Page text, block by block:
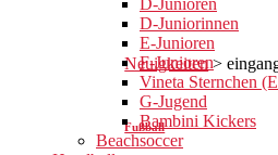
D-Junioren
D-Juniorinnen
E-Junioren
F-Junioren
Vineta Sternchen
G-Jugend
Bambini Kickers
Beachsoccer
Neuigkeiten>
Fußball